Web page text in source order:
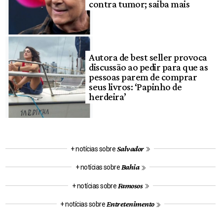
contra tumor; saiba mais
Autora de best seller provoca
discussão ao pedir para que as
pessoas parem de comprar
seus livros: ‘Papinho de
herdeira’
+ notícias sobreSalvador
+ notícias sobre Bahia
+ notícias sobre Famosos
+ notícias sobre Entretenimento